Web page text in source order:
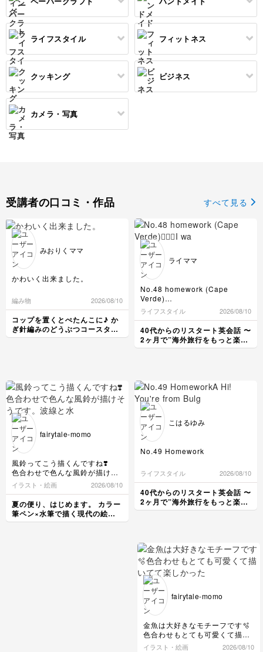
リボン刺繍
ビーズ刺繍
フランス刺繍
ソウタシエ
コピック
パステルアート
色鉛筆
油絵
水彩画
ネイルケア
ジェルネイル
レジンアクセサリー
ワイヤーアクセサリー
ビーズアクセサリー
マーブルキャンドル
スイーツキャンドル
ソイキャンドル
ジェルキャンドル
アロマキャンドル
サシェ
カリグラフィー
すべて
上絵付け
ポーセラーツ
トールペイント
すべて
筆文字
ペン字
すべて
ペーパーアート
カルトナージュ
折り紙
すべて
羊毛フェルト
ぬいぐるみ
クラフト
石鹸作り
水引
つまみ細工
カービング
ライフスタイル
すべて
暮らし
パーソナルカラー
占い
金継ぎ
手帳・ノート
フラワーアレンジメント
フィットネス
すべて
ヨガ
ピラティス
フィットネス
クッキング
すべて
洋菓子
和菓子
料理
ビジネス
すべて
EC・集客
ブランディング
カメラ・写真
物撮り・テーブルフォト
風景・スナップ
光・ライティング
構図
画像編集ツール
カメラ基礎
受講者の口コミ・作品 すべて見る
みおりくママ
かわいく出来ました。
編み物 2026/08/10
コップを置くとぺたんこに♪ か
ぎ針編みのどうぶつコースター
講座
ライママ
No.48 homework (Cape
Verde)
👱🏻‍♂️I was surprised to see
Cape Verde in the World
Cup.
🧑🏻There were so many
great players. I first learned
country. I also heard many
Cape Verde live overseas.
🧑🏻Why?
👱🏻‍♂️Cape verde is very dry.
That's why crops don't grow
well.
🧑🏻Oh, I see.
初めて知った国でした。プレイ
ヤーの技術と共に、カーボベル
デ国内が大盛り上がりの映像を
観て記憶に残る国となりまし
えていないため、サッカープレ
イヤーのように海外へ出る方が
多数と知りました。
いつか戻ってこないと、人口減
少になってしまいそうですね。
ちなみにクリスティアーノ・ロ
ナウド選手の曽祖母は、カーボ
ベルデ出身ということも今回調
べた際に知りました😊
私のリサーチについてお褒めに
預かり嬉しい限りです。
ライフスタイル 2026/08/10
40代からのリスタート英会話 〜
2ヶ月で”海外旅行をもっと楽し
める私"になる〜
fairytale-momo
風鈴ってこう描くんですね❣️
色合わせで色んな風鈴が描けそ
うです。
波線と水玉は何と合わせても可
愛いですね☺️
イラスト・絵画 2026/08/10
夏の便り、はじめます。 カラー
筆ペン×水筆で描く現代の絵手
紙レッスン
こはるゆみ
No.49 Homework
A Hi! You're from Bulgaria,
right?
B Yes,that's right.
A I don't know much about
Bulgaria.
spring power house.
Most of them use natural hot
spring water that flows
directly from the earth.
Bathing without a suimsuit,
just like in Japan.
A Really? I had no idea!
B We also have a eating
habits.
Year yogurt consumption
ranks top class in the world.
Bulgaria is about 32 kg, and
ライフスタイル 2026/08/10
40代からのリスタート英会話 〜
2ヶ月で”海外旅行をもっと楽し
める私"になる〜
fairytale-momo
色合わせもとても可愛くて描い
てて楽しかったです🎶
イラスト・絵画 2026/08/10